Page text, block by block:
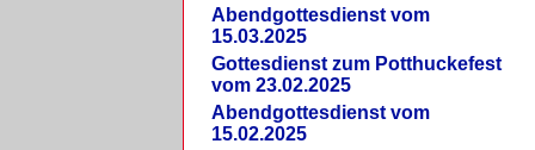
Abendgottesdienst vom
15.03.2025
Gottesdienst zum Potthuckefest
vom 23.02.2025
Abendgottesdienst vom
15.02.2025